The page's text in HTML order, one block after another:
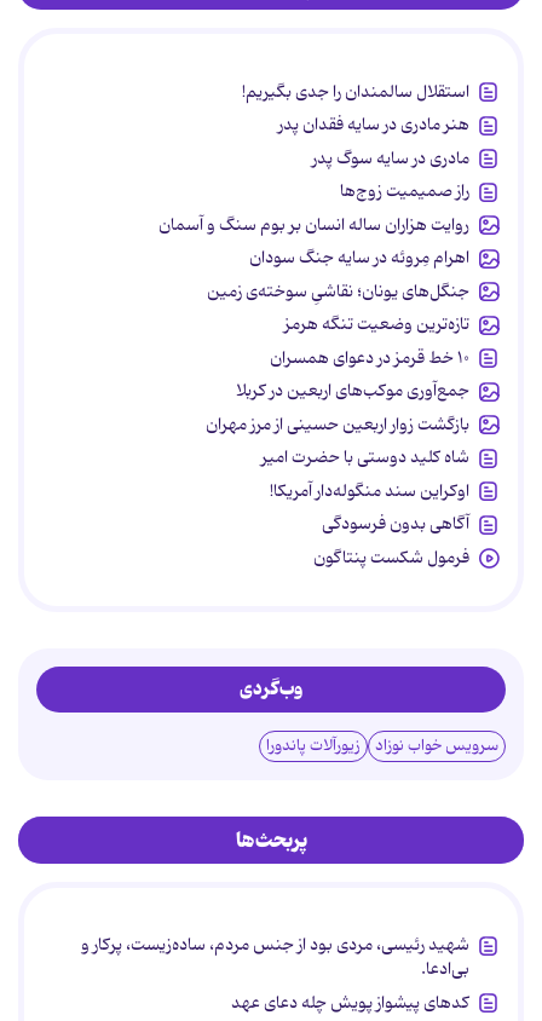
استقلال سالمندان را جدی بگیریم!
هنر مادری در سایه‌ فقدان پدر
مادری در سایه سوگ پدر
راز صمیمیت زوج‌ها
روایت هزاران ساله انسان بر بوم سنگ و آسمان
اهرام مِروئه در سایه جنگ سودان
جنگل‌های یونان؛ نقاشیِ سوخته‌ی زمین
تازه‌ترین وضعیت تنگه هرمز
۱۰ خط قرمز در دعوای همسران
جمع‌آوری موکب‌های اربعین در کربلا
بازگشت زوار اربعین حسینی از مرز مهران
شاه کلید دوستی با حضرت امیر
اوکراین سند منگوله‌دار آمریکا!
آگاهی بدون فرسودگی
فرمول شکست پنتاگون
وب‌گردی
سرویس خواب نوزاد زیورآلات پاندورا
پربحث‌ها
شهید رئیسی، مردی بود از جنس مردم، ساده‌زیست، پرکار و
بی‌ادعا.
کدهای پیشواز پویش چله دعای عهد